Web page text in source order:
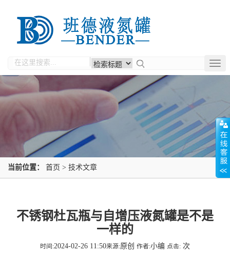
当前位置： 首页 > 技术文章
不锈钢杜瓦瓶与自增压液氮罐是不是
一样的
时间:2024-02-26 11:50来源:原创 作者:小编 点击: 次